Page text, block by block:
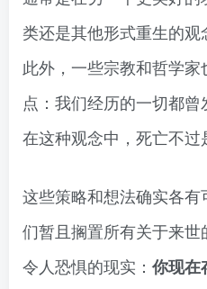
类还是其他形式重生的观
此外，一些宗教和哲学
点：我们经历的一切都曾
在这种观念中，死亡不过
这些策略和想法确实各
们暂且搁置所有关于来
令人恐惧的现实： 你现在